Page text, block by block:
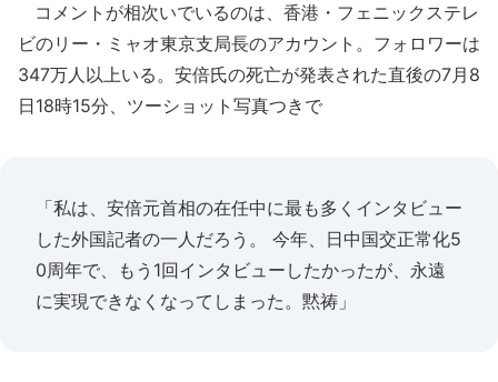
コメントが相次いでいるのは、香港・フェニックステレ
ビのリー・ミャオ東京支局長のアカウント。フォロワーは
347万人以上いる。安倍氏の死亡が発表された直後の7月8
日18時15分、ツーショット写真つきで
「私は、安倍元首相の在任中に最も多くインタビュー
した外国記者の一人だろう。 今年、日中国交正常化5
0周年で、もう1回インタビューしたかったが、永遠
に実現できなくなってしまった。黙祷」